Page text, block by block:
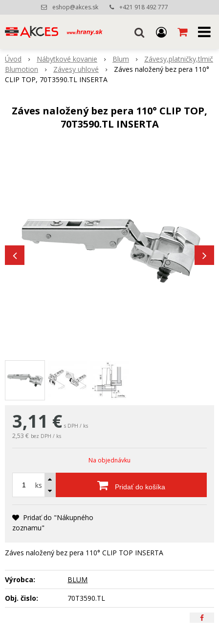
eshop@akces.sk +421 918 492 777
Úvod Nábytkové kovanie Blum
Závesy,platničky,tlmič
Blumotion
Závesy uhlové
Záves naložený bez pera 110°
CLIP TOP, 70T3590.TL INSERTA
Záves naložený bez pera 110° CLIP TOP,
70T3590.TL INSERTA
3,11 € s DPH / ks
2,53 € bez DPH / ks
Na objednávku
ks Pridať do košíka
Pridať do "Nákupného
zoznamu"
Záves naložený bez pera 110° CLIP TOP INSERTA
Výrobca:
BLUM
Obj. čislo:
70T3590.TL